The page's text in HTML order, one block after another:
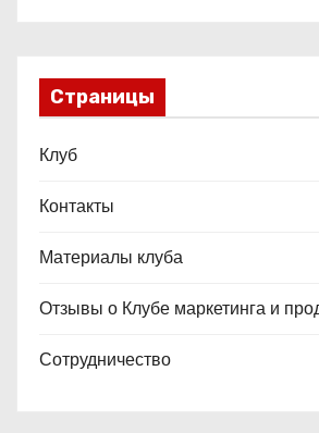
Страницы
Клуб
Контакты
Материалы клуба
Отзывы о Клубе маркетинга и
Сотрудничество